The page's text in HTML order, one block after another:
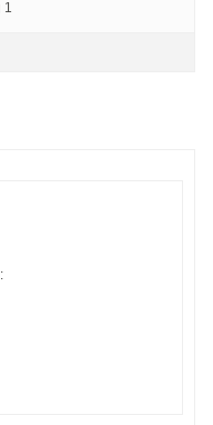
1